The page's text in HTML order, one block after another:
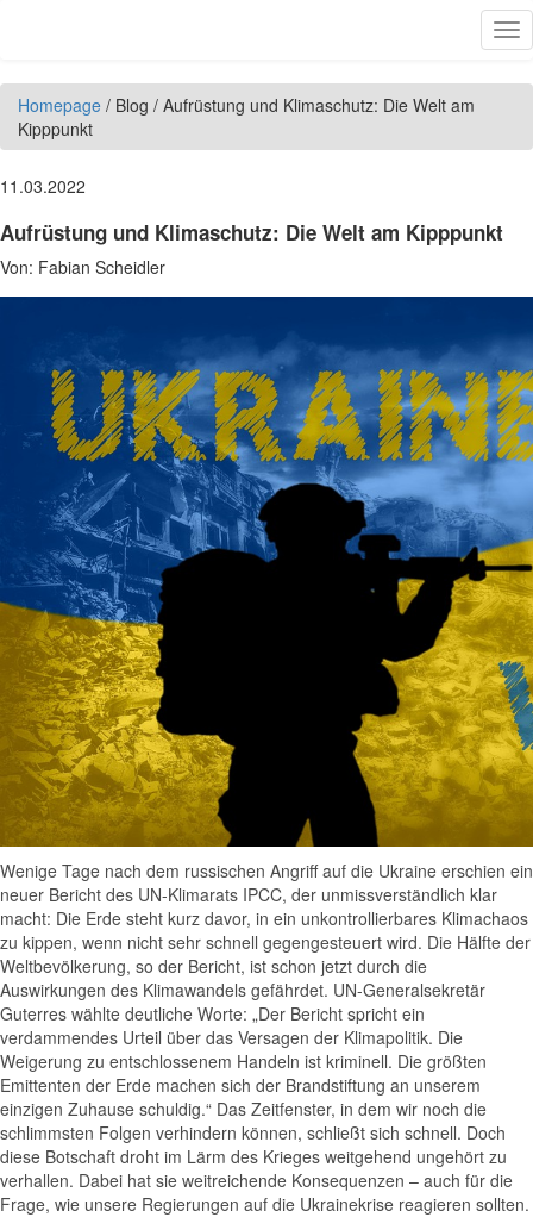
Homepage / Blog / Aufrüstung und Klimaschutz: Die Welt am
Kipppunkt
11.03.2022
Aufrüstung und Klimaschutz: Die Welt am Kipppunkt
Von: Fabian Scheidler
Wenige Tage nach dem russischen Angriff auf die Ukraine erschien ein
neuer Bericht des UN-Klimarats IPCC, der unmissverständlich klar
macht: Die Erde steht kurz davor, in ein unkontrollierbares Klimachaos
zu kippen, wenn nicht sehr schnell gegengesteuert wird. Die Hälfte der
Weltbevölkerung, so der Bericht, ist schon jetzt durch die
Auswirkungen des Klimawandels gefährdet. UN-Generalsekretär
Guterres wählte deutliche Worte: „Der Bericht spricht ein
verdammendes Urteil über das Versagen der Klimapolitik. Die
Weigerung zu entschlossenem Handeln ist kriminell. Die größten
Emittenten der Erde machen sich der Brandstiftung an unserem
einzigen Zuhause schuldig.“ Das Zeitfenster, in dem wir noch die
schlimmsten Folgen verhindern können, schließt sich schnell. Doch
diese Botschaft droht im Lärm des Krieges weitgehend ungehört zu
verhallen. Dabei hat sie weitreichende Konsequenzen – auch für die
Frage, wie unsere Regierungen auf die Ukrainekrise reagieren sollten.